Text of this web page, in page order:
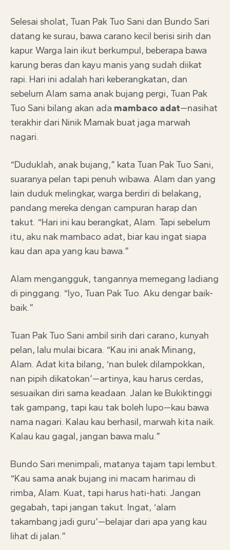
Selesai sholat, Tuan Pak Tuo Sani dan Bundo Sari
datang ke surau, bawa carano kecil berisi sirih dan
kapur. Warga lain ikut berkumpul, beberapa bawa
karung beras dan kayu manis yang sudah diikat
rapi. Hari ini adalah hari keberangkatan, dan
sebelum Alam sama anak bujang pergi, Tuan Pak
Tuo Sani bilang akan ada mambaco adat—nasihat
terakhir dari Ninik Mamak buat jaga marwah
nagari.
“Duduklah, anak bujang,” kata Tuan Pak Tuo Sani,
suaranya pelan tapi penuh wibawa. Alam dan yang
lain duduk melingkar, warga berdiri di belakang,
pandang mereka dengan campuran harap dan
takut. “Hari ini kau berangkat, Alam. Tapi sebelum
itu, aku nak mambaco adat, biar kau ingat siapa
kau dan apa yang kau bawa.”
Alam mengangguk, tangannya memegang ladiang
di pinggang. “Iyo, Tuan Pak Tuo. Aku dengar baik-
baik.”
Tuan Pak Tuo Sani ambil sirih dari carano, kunyah
pelan, lalu mulai bicara. “Kau ini anak Minang,
Alam. Adat kita bilang, ‘nan bulek dilampokkan,
nan pipih dikatokan’—artinya, kau harus cerdas,
sesuaikan diri sama keadaan. Jalan ke Bukiktinggi
tak gampang, tapi kau tak boleh lupo—kau bawa
nama nagari. Kalau kau berhasil, marwah kita naik.
Kalau kau gagal, jangan bawa malu.”
Bundo Sari menimpali, matanya tajam tapi lembut.
“Kau sama anak bujang ini macam harimau di
rimba, Alam. Kuat, tapi harus hati-hati. Jangan
gegabah, tapi jangan takut. Ingat, ‘alam
takambang jadi guru’—belajar dari apa yang kau
lihat di jalan.”